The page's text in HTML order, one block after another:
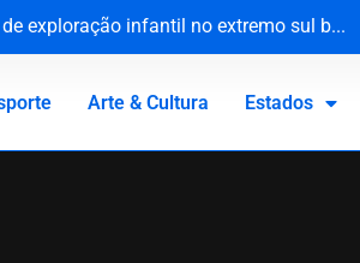
exploração infantil no extremo sul
roubo de cargas em Sergipe
de abuso sexual infantojuvenil
Arte & Cultura Estados